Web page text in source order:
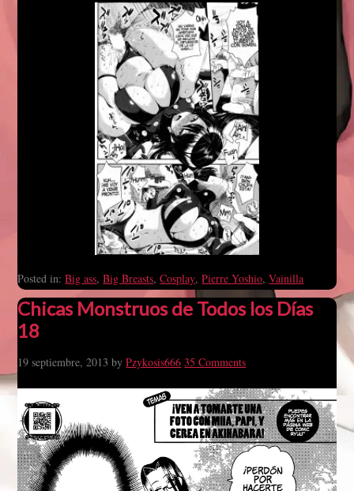
Posted in:Big ass,Big Breasts,Cosplay,Pierre Yoshio,Vainilla
Chicas Monstruos de Todos los Días
18
19 septiembre, 2013 byPzykosis666 35 Comments